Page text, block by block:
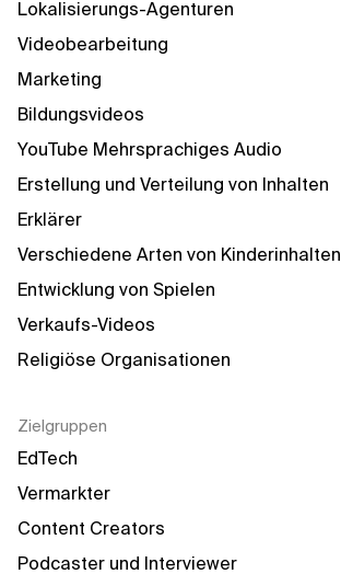
Lokalisierungs-Agenturen
Videobearbeitung
Marketing
Bildungsvideos
YouTube Mehrsprachiges Audio
Erstellung und Verteilung von Inhalten
Erklärer
Verschiedene Arten von Kinderinhalten
Entwicklung von Spielen
Verkaufs-Videos
Religiöse Organisationen
Zielgruppen
EdTech
Vermarkter
Content Creators
Podcaster und Interviewer